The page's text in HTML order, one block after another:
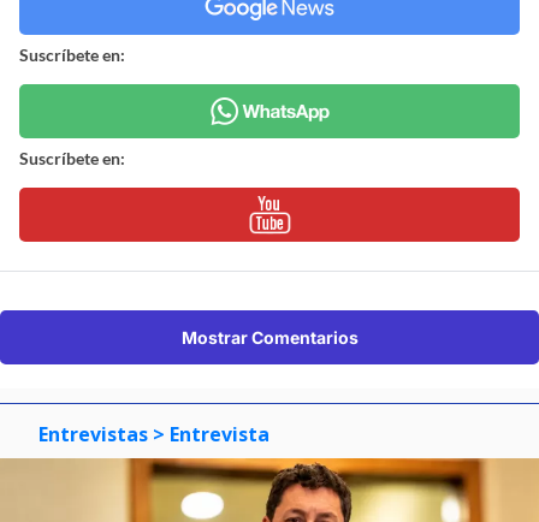
Suscríbete en:
Suscríbete en:
Mostrar Comentarios
Entrevistas > Entrevista